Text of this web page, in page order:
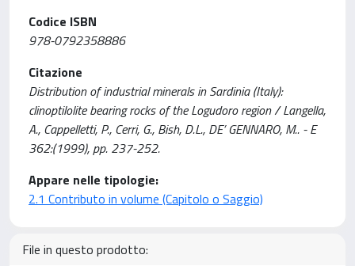
Codice ISBN
978-0792358886
Citazione
Distribution of industrial minerals in Sardinia (Italy):
clinoptilolite bearing rocks of the Logudoro region / Langella,
A., Cappelletti, P., Cerri, G., Bish, D.L., DE’ GENNARO, M.. - E
362:(1999), pp. 237-252.
Appare nelle tipologie:
2.1 Contributo in volume (Capitolo o Saggio)
File in questo prodotto: